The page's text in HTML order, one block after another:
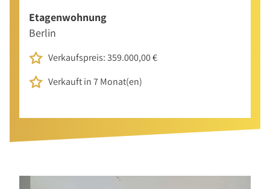
Etagenwohnung
Berlin
Verkaufspreis: 359.000,00 €
Verkauft in 7 Monat(en)